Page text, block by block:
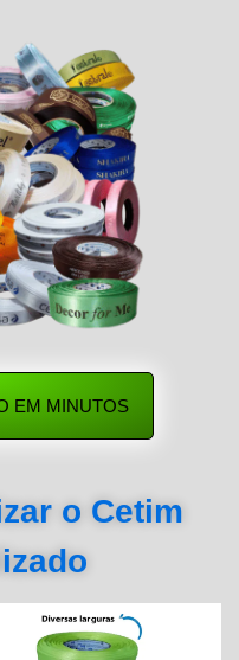
EM MINUTOS
o Cetim